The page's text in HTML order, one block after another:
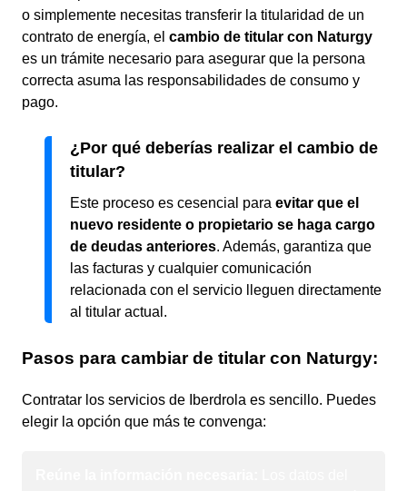
o simplemente necesitas transferir la titularidad de un
contrato de energía, el cambio de titular con Naturgy
es un trámite necesario para asegurar que la persona
correcta asuma las responsabilidades de consumo y
pago.
¿Por qué deberías realizar el cambio de
titular?
Este proceso es cesencial para evitar que el
nuevo residente o propietario se haga cargo
de deudas anteriores. Además, garantiza que
las facturas y cualquier comunicación
relacionada con el servicio lleguen directamente
al titular actual.
Pasos para cambiar de titular con Naturgy:
Contratar los servicios de Iberdrola es sencillo. Puedes
elegir la opción que más te convenga: